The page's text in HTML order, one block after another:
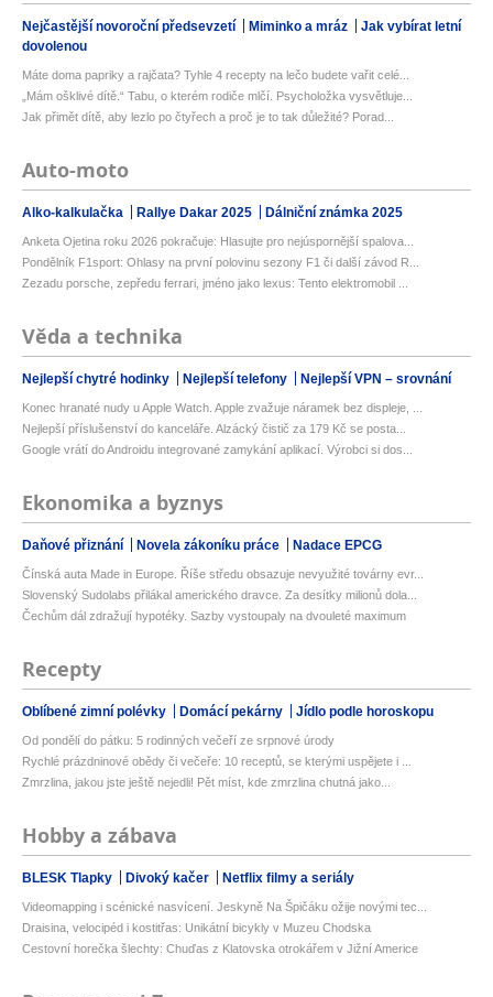
Nejčastější novoroční předsevzetí Miminko a mráz
Jak vybírat letní
dovolenou
Máte doma papriky a rajčata? Tyhle 4 recepty na lečo budete vařit celé...
„Mám ošklivé dítě.“ Tabu, o kterém rodiče mlčí. Psycholožka vysvětluje...
Jak přimět dítě, aby lezlo po čtyřech a proč je to tak důležité? Porad...
Auto-moto
Alko-kalkulačka Rallye Dakar 2025 Dálniční známka 2025
Anketa Ojetina roku 2026 pokračuje: Hlasujte pro nejúspornější spalova...
Pondělník F1sport: Ohlasy na první polovinu sezony F1 či další závod R...
Zezadu porsche, zepředu ferrari, jméno jako lexus: Tento elektromobil ...
Věda a technika
Nejlepší chytré hodinky Nejlepší telefony Nejlepší VPN – srovnání
Konec hranaté nudy u Apple Watch. Apple zvažuje náramek bez displeje, ...
Nejlepší příslušenství do kanceláře. Alzácký čistič za 179 Kč se posta...
Google vrátí do Androidu integrované zamykání aplikací. Výrobci si dos...
Ekonomika a byznys
Daňové přiznání Novela zákoníku práce Nadace EPCG
Čínská auta Made in Europe. Říše středu obsazuje nevyužité továrny evr...
Slovenský Sudolabs přilákal amerického dravce. Za desítky milionů dola...
Čechům dál zdražují hypotéky. Sazby vystoupaly na dvouleté maximum
Recepty
Oblíbené zimní polévky Domácí pekárny Jídlo podle horoskopu
Od pondělí do pátku: 5 rodinných večeří ze srpnové úrody
Rychlé prázdninové obědy či večeře: 10 receptů, se kterými uspějete i ...
Zmrzlina, jakou jste ještě nejedli! Pět míst, kde zmrzlina chutná jako...
Hobby a zábava
BLESK Tlapky Divoký kačer Netflix filmy a seriály
Videomapping i scénické nasvícení. Jeskyně Na Špičáku ožije novými tec...
Draisina, velocipéd i kostitřas: Unikátní bicykly v Muzeu Chodska
Cestovní horečka šlechty: Chuďas z Klatovska otrokářem v Jižní Americe